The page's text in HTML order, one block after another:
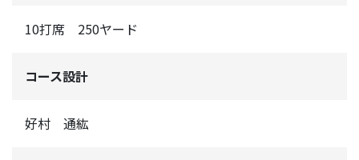
10打席 250ヤード
コース設計
好村 通紘